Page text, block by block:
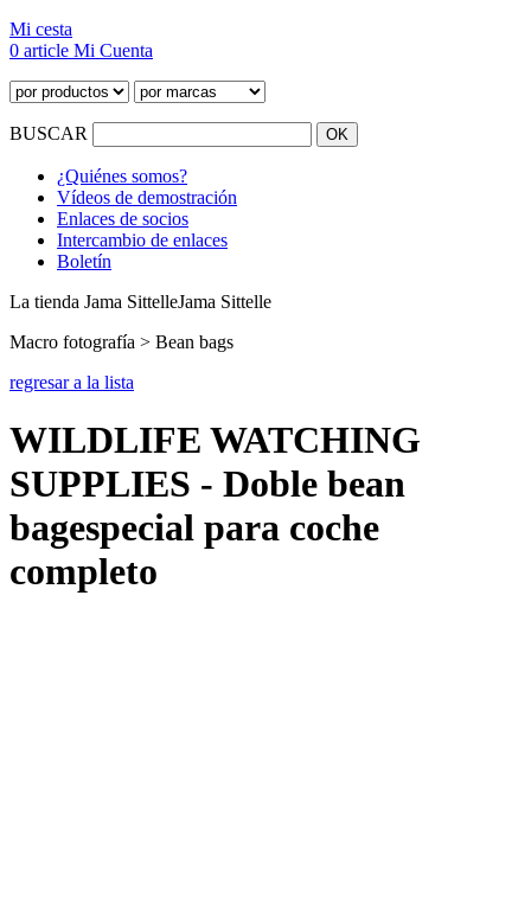
Mi cesta
0 article Mi Cuenta
BUSCAR
¿Quiénes somos?
Vídeos de demostración
Enlaces de socios
Intercambio de enlaces
Boletín
La tienda Jama SittelleJama Sittelle
Macro fotografía > Bean bags
regresar a la lista
WILDLIFE WATCHING
SUPPLIES - Doble bean
bagespecial para coche
completo